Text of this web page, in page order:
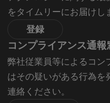
をタイムリーにお届けし
登録
コンプライアンス通報
弊社従業員等によるコン
はその疑いがある行為を
連絡ください。